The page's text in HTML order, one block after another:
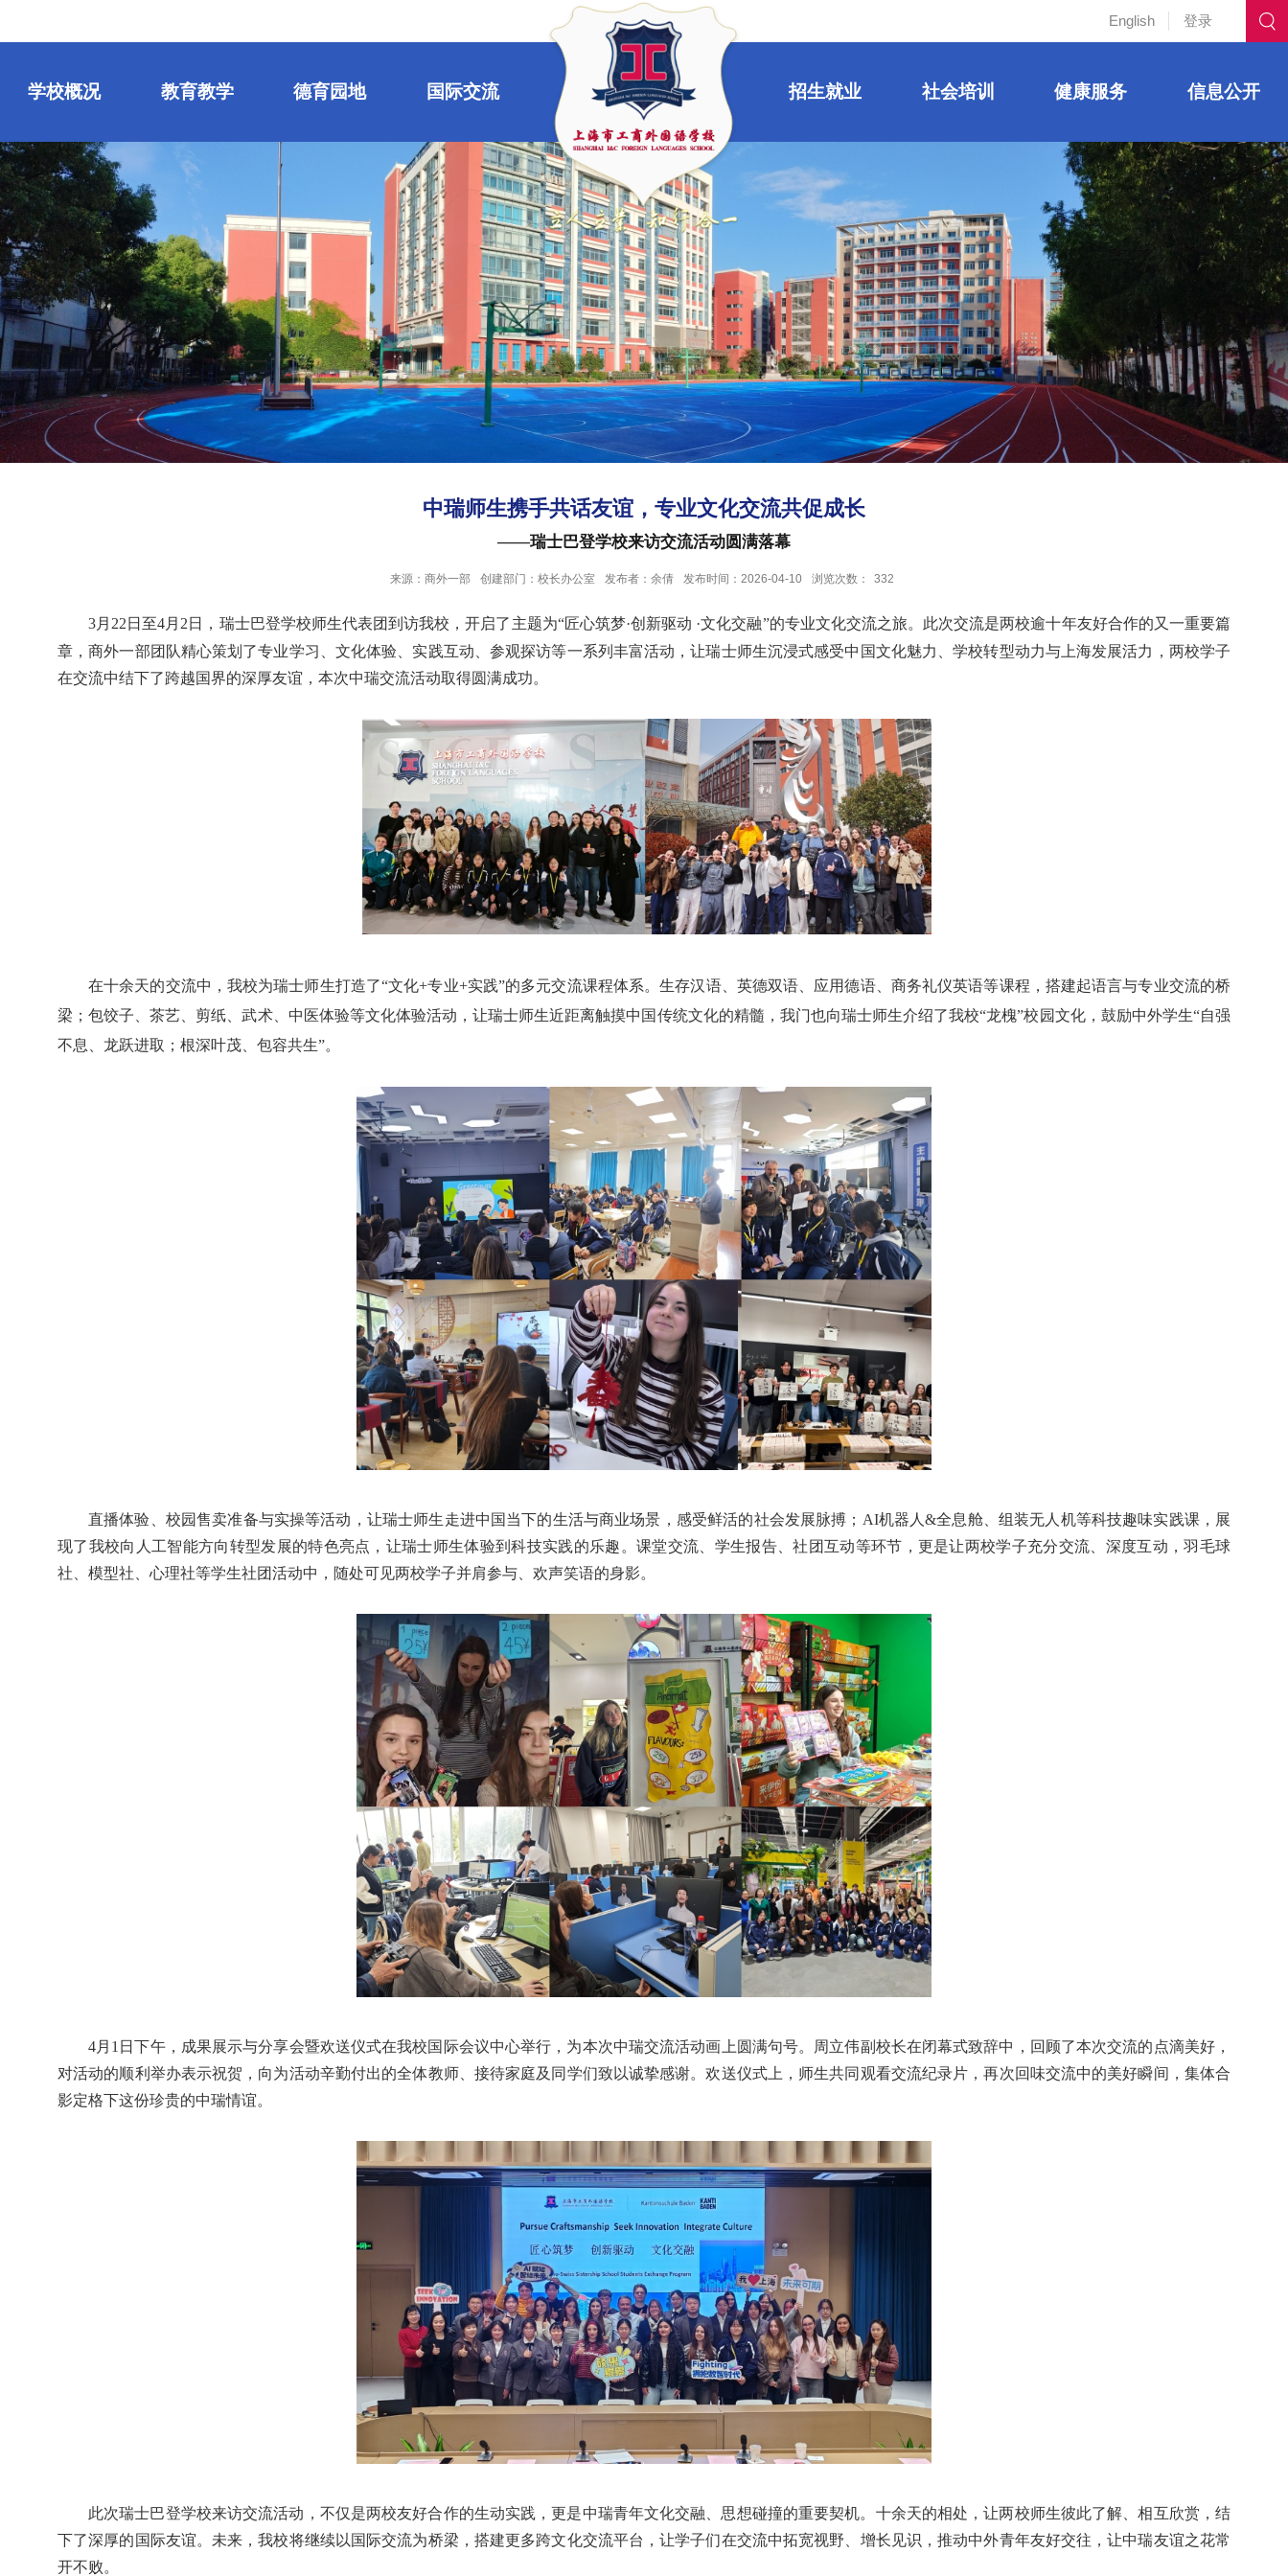
English 登录
学校概况 教育教学 德育园地 国际交流 招生就业 社会培训 健康服务 信息公开
中瑞师生携手共话友谊，专业文化交流共促成长
——瑞士巴登学校来访交流活动圆满落幕
来源：商外一部 创建部门：校长办公室 发布者：余倩 发布时间：2026-04-10 浏览次数： 332
3月 22 日至4月 2 日，瑞士巴登学校师生代表团到访我校，开启了主题为“匠心筑梦·创新驱动 ·文化交融”的专业文化交流之旅。此次交流是两校逾十年友好合作的又一重要篇
章，商外一部团队精心策划了专业学习、 文化体验、实践互动、参观探访等一系列丰富活动，让瑞士师生沉浸式感受中国文化魅力、学校转型动力与上海发展活力，两校学子
在交流中结下了跨越国界的深厚友谊，本次中瑞交流活动取得圆满成功。
在十余天的交流中，我校为瑞士师生打造了“文化+专业+实践”的多元交流课程体系。生存汉语、英德双语、应用德语、商务礼仪英语等课程，搭建起语言与专业交流的桥
梁；包饺子、茶艺、剪纸、武术、中医体验等文化体验活动，让瑞士师生近距离触摸中国传统文化的精髓，我门也向瑞士师生介绍了我校“龙槐”校园文化，鼓励中外学生“自强
不息、龙跃进取；根深叶茂、包容共生”。
直播体验、校园售卖准备与实操等活动，让瑞士师生走进中国当下的生活与商业场景，感受鲜活的社会发展脉搏； AI机器人&全息舱、组装无人机等科技趣味实践课，展
现了我校向人工智能方向转型发展的特色亮点，让瑞士师生体验到科技实践的乐趣。课堂交流、学生报告、社团互动等环节，更是让两校学子充分交流、深度互动，羽毛球
社、模型社、心理社等学生社团活动中，随处可见两校学子并肩参与、欢声笑语的身影。
4月 1 日下午，成果展示与分享会暨欢送仪式在我校国际会议中心举行，为本次中瑞交流活动画上圆满句号。周立伟副校长在闭幕式致辞中，回顾了本次交流的点滴美好，
对活动的顺利举办表示祝贺，向为活动辛勤付出的全体教师、接待家庭及同学们致以诚挚感谢。欢送仪式上，师生共同观看交流纪录片，再次回味交流中的美好瞬间，集体合
影定格下这份珍贵的中瑞情谊。
此次瑞士巴登学校来访交流活动，不仅是两校友好合作的生动实践，更是中瑞青年文化交融、思想碰撞的重要契机。十余天的相处，让两校师生彼此了解、相互欣赏，结
下了深厚的国际友谊。未来，我校将继续以国际交流为桥梁，搭建更多跨文化交流平台，让学子们在交流中拓宽视野、增长见识，推动中外青年友好交往，让中瑞友谊之花常
开不败。